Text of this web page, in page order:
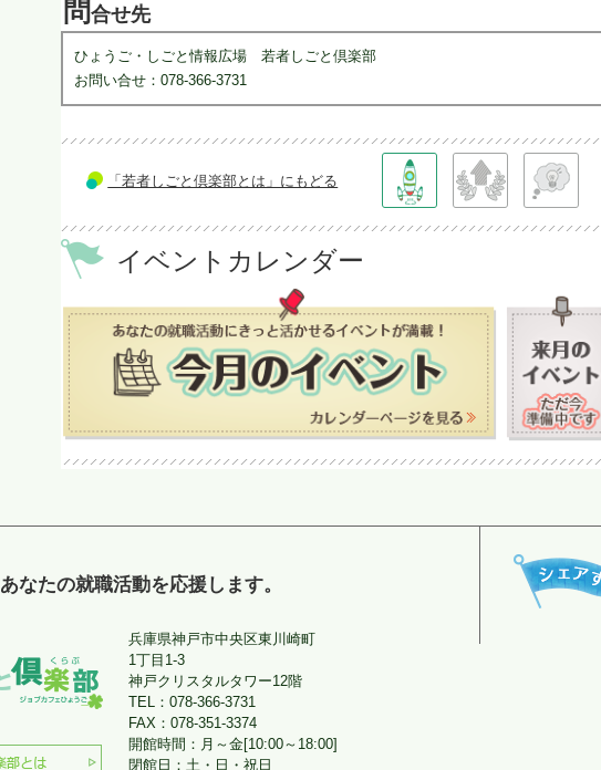
問合せ先
ひょうご・しごと情報広場 若者しごと倶楽部
お問い合せ：078-366-3731
「若者しごと倶楽部とは」にもどる
イベントカレンダー
あなたの就職活動を応援します。
兵庫県神戸市中央区東川崎町
1丁目1-3
神戸クリスタルタワー12階
TEL：078-366-3731
FAX：078-351-3374
開館時間：月～金[10:00～18:00]
閉館日：土・日・祝日